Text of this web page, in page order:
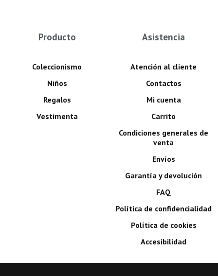
Producto
Coleccionismo
Niños
Regalos
Vestimenta
Asistencia
Atención al cliente
Contactos
Mi cuenta
Carrito
Condiciones generales de
venta
Envíos
Garantía y devolución
FAQ
Política de confidencialidad
Política de cookies
Accesibilidad